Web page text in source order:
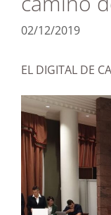
02/12/2019
EL DIGITAL DE